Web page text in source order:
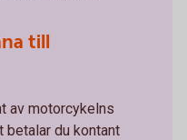
till
av motorcykelns
betalar du kontant